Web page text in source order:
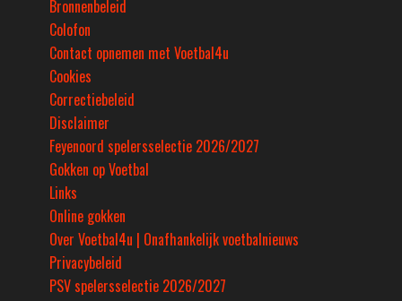
Bronnenbeleid
Colofon
Contact opnemen met Voetbal4u
Cookies
Correctiebeleid
Disclaimer
Feyenoord spelersselectie 2026/2027
Gokken op Voetbal
Links
Online gokken
Over Voetbal4u | Onafhankelijk voetbalnieuws
Privacybeleid
PSV spelersselectie 2026/2027